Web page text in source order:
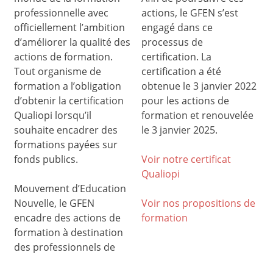
professionnelle avec
officiellement l’ambition
d’améliorer la qualité des
actions de formation.
Tout organisme de
formation a l’obligation
d’obtenir la certification
Qualiopi lorsqu’il
souhaite encadrer des
formations payées sur
fonds publics.
Mouvement d’Education
Nouvelle, le GFEN
encadre des actions de
formation à destination
des professionnels de
actions, le GFEN s’est
engagé dans ce
processus de
certification. La
certification a été
obtenue le 3 janvier 2022
pour les actions de
formation et renouvelée
le 3 janvier 2025.
Voir notre certificat
Qualiopi
Voir nos propositions de
formation